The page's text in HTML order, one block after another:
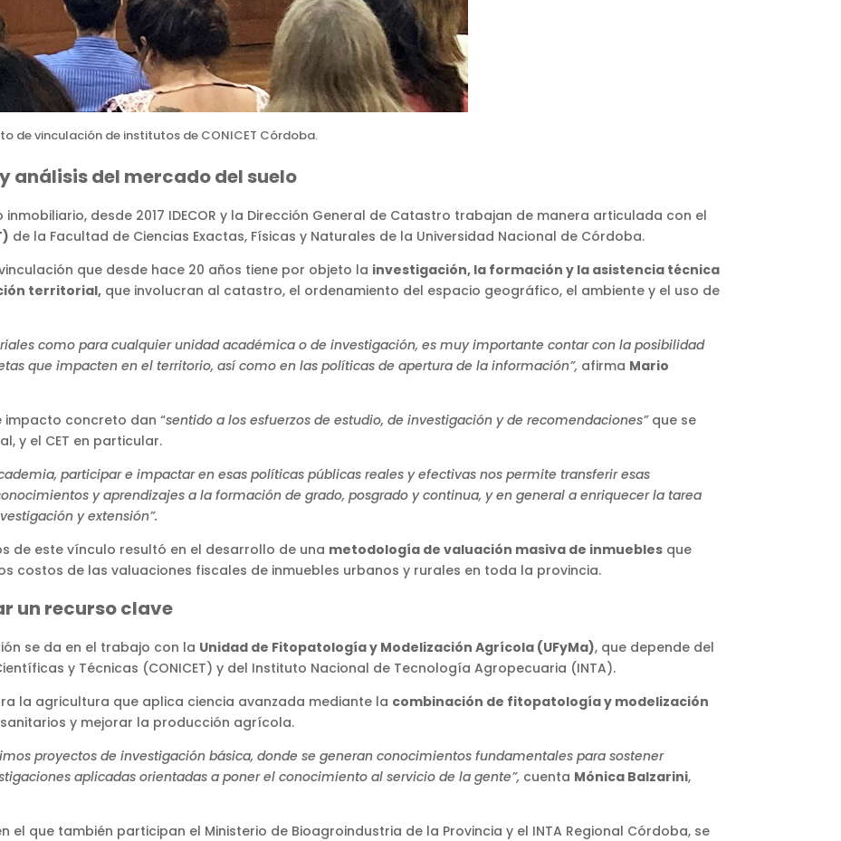
de vinculación de institutos de CONICET Córdoba.
análisis del mercado del suelo
desde 2017 IDECOR y la Dirección General de Catastro trabajan de manera articulada con el
de la Facultad de Ciencias Exactas, Físicas y Naturales de la Universidad Nacional de Córdoba.
que desde hace 20 años tiene por objeto la investigación, la formación y la asistencia técnica
territorial, que involucran al catastro, el ordenamiento del espacio geográfico, el ambiente y el uso de
como para cualquier unidad académica o de investigación, es muy importante contar con la posibilidad
que impacten en el territorio, así como en las políticas de apertura de la información”, afirma Mario
impacto concreto dan “sentido a los esfuerzos de estudio, de investigación y de recomendaciones” que se
y el CET en particular.
participar e impactar en esas políticas públicas reales y efectivas nos permite transferir esas
y aprendizajes a la formación de grado, posgrado y continua, y en general a enriquecer la tarea
y extensión”.
de este vínculo resultó en el desarrollo de una metodología de valuación masiva de inmuebles que
costos de las valuaciones fiscales de inmuebles urbanos y rurales en toda la provincia.
un recurso clave
se da en el trabajo con la Unidad de Fitopatología y Modelización Agrícola (UFyMa), que depende del
y Técnicas (CONICET) y del Instituto Nacional de Tecnología Agropecuaria (INTA).
la agricultura que aplica ciencia avanzada mediante la combinación de fitopatología y modelización
y mejorar la producción agrícola.
proyectos de investigación básica, donde se generan conocimientos fundamentales para sostener
aplicadas orientadas a poner el conocimiento al servicio de la gente”, cuenta Mónica Balzarini,
que también participan el Ministerio de Bioagroindustria de la Provincia y el INTA Regional Córdoba, se